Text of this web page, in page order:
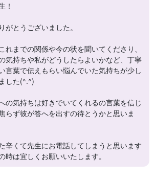
！
がとうございました。
れまでの関係や今の状を聞いてくださり、
気持ちや私がどうしたらよいかなど、丁寧
言葉で伝えもらい悩んでいた気持ちが少し
した(^.^)
の気持ちは好きでいてくれるの言葉を信じ
らず彼が答へを出すの待とうかと思いま
辛くて先生にお電話してしまうと思います
時は宜しくお願いいたします。